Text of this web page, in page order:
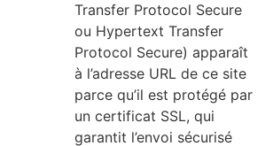
Transfer Protocol Secure
ou Hypertext Transfer
Protocol Secure) apparaît
à l’adresse URL de ce site
parce qu’il est protégé par
un certificat SSL, qui
garantit l’envoi sécurisé